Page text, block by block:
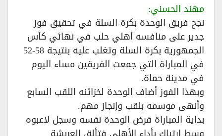
مهند الحسني:
نجح فريق الوحدة بكرة السلة في تحقيق فوز
جدير على منافسه أهلي حلب في نهائي كأس
الجمهورية بكرة السلة وتغلب عليه بنتيجة 58-52
في المباراة التي جمعت الفريقين مساء اليوم
في مدينة حماة.
وبهذا الفوز أضاف الوحدة لخزائنه اللقب السابع
وأنهى موسمه بلقب وإنجاز مهم.
بداية المباراة فرض الوحدة نفسه وسجل لاعبوه